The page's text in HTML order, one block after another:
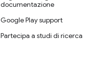
documentazione
Google Play support
Partecipa a studi di ricerca